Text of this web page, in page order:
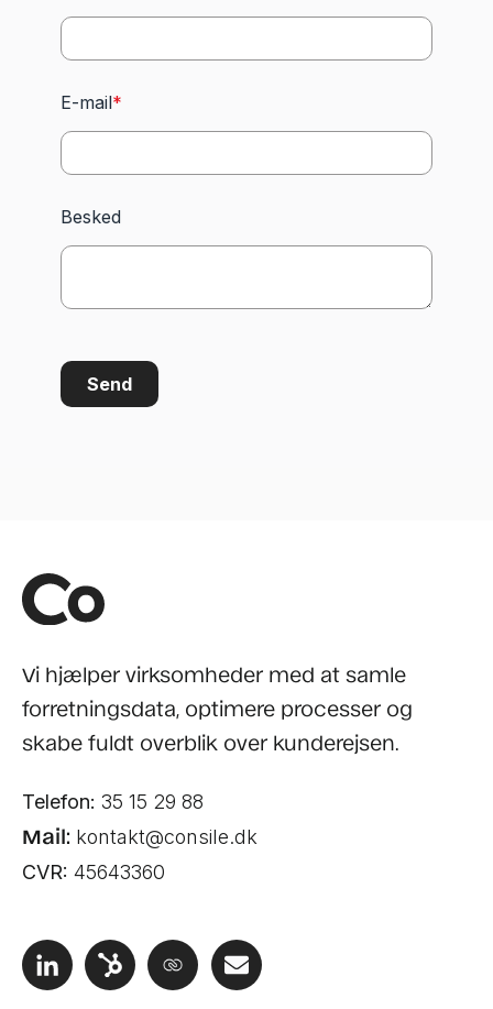
E-mail*
Besked
Send
Vi hjælper virksomheder med at samle
forretningsdata, optimere processer og
skabe fuldt overblik over kunderejsen.
Telefon: 35 15 29 88
Mail: kontakt@consile.dk
CVR: 45643360